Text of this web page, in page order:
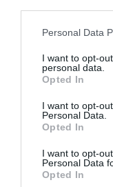
Personal Data
I want to opt-
personal data.
Opted In
I want to opt-
Personal Data.
Opted In
I want to opt-
Personal Data
Opted In
Im Preis
Bibliothek
Klimaanlage in den
Gemeinschaftsräumen
Tageszeitungen
Im großen Salon der
schnelles Frühstück,
Das üppige
und umfasst Leckereien
und typisch regionale
Beschreibung
Der Konferenzraum im
Veranstaltungen,
Telefon, Flipchart und
Auf Anfrage werden
Leistungen
Arzt vor Ort
Autovermietung
Merkmale